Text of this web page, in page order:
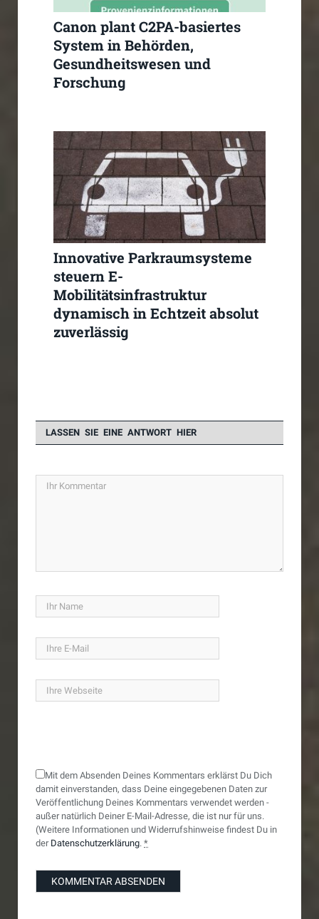
Canon plant C2PA-basiertes
System in Behörden,
Gesundheitswesen und
Forschung
Innovative Parkraumsysteme
steuern E-
Mobilitätsinfrastruktur
dynamisch in Echtzeit absolut
zuverlässig
LASSEN SIE EINE ANTWORT HIER
Mit dem Absenden Deines Kommentars erklärst Du Dich
damit einverstanden, dass Deine eingegebenen Daten zur
Veröffentlichung Deines Kommentars verwendet werden -
außer natürlich Deiner E-Mail-Adresse, die ist nur für uns.
(Weitere Informationen und Widerrufshinweise findest Du in
der Datenschutzerklärung. *